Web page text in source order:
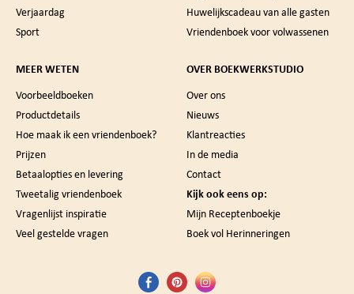
Verjaardag
Sport
Huwelijkscadeau van alle gasten
Vriendenboek voor volwassenen
MEER WETEN
Voorbeeldboeken
Productdetails
Hoe maak ik een vriendenboek?
Prijzen
Betaalopties en levering
Tweetalig vriendenboek
Vragenlijst inspiratie
Veel gestelde vragen
OVER BOEKWERKSTUDIO
Over ons
Nieuws
Klantreacties
In de media
Contact
Kijk ook eens op:
Mijn Receptenboekje
Boek vol Herinneringen